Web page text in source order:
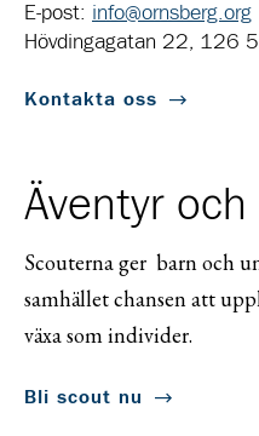
E-post: info@ornsberg.org
Hövdingagatan 22, 126
Kontakta oss
Äventyr
Scouterna ger barn och
samhället chansen att
växa som individer.
Bli scout nu